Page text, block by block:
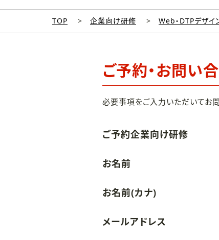
TOP 企業向け研修 Web・DTPデザイ
ご予約・お問い
必要事項をご入力いただいてお
ご予約企業向け研修
お名前
お名前(カナ)
メールアドレス